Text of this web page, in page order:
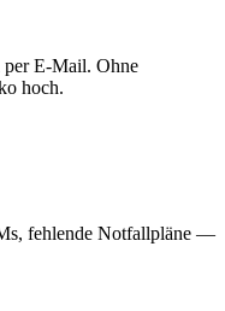
per E-Mail. Ohne
hoch.
fehlende Notfallpläne —